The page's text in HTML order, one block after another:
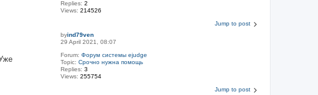
Replies:2
Views:214526
Jump to post
byind79ven
29 April 2021, 08:07
Forum:Форум системы ejudge
Topic:Срочно нужна помощь
Replies:3
Views:255754
Jump to post